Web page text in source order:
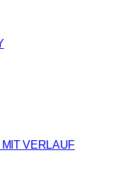
VERLAUF